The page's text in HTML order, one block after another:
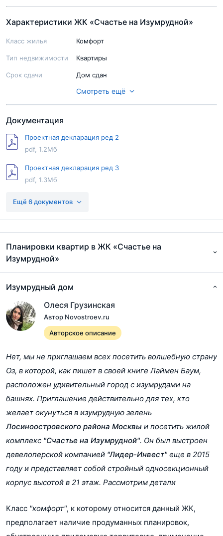
Характеристики ЖК «Счастье на Изумрудной»
Класс жилья Комфорт
Тип недвижимости Квартиры
Срок сдачи Дом сдан
Строительство завершено
Стоимость
машиноместа
1 450 000 - 1 850 000 руб.
Благоустройство
Балкон/Лоджия
Терраса
Ипотека
Военная ипотека Нет
Тип здания Монолитно-кирпичное
Отделка от
застройщика
Без отделки
Потолки 3.3
Квартир на этаже
140
Банки
Сбер Банк
Смотреть ещё
Документация
Проектная декларация ред 2
pdf, 1.2Мб
Проектная декларация ред 3
pdf, 1.3Мб
Проектная декларация ред 4
Проектная декларация ред 6
pdf, 1.3Мб
Проектная декларация ред 7
pdf, 1.3Мб
Проектная декларация ред 8
pdf, 1.3Мб
pdf, 1.4Мб
Ещё 6 документов
Планировки квартир в ЖК «Счастье на
Изумрудной»
Изумрудный дом
Олеся Грузинская
Автор Novostroev.ru
Авторское описание
Нет, мы не приглашаем всех посетить волшебную страну
Оз, в которой, как пишет в своей книге Лаймен Баум,
расположен удивительный город с изумрудами на
башнях. Приглашение действительно для тех, кто
желает окунуться в изумрудную зелень
Лосиноостровского района Москвы и посетить жилой
комплекс "Счастье на Изумрудной". Он был выстроен
девелоперской компанией "Лидер-Инвест" еще в 2015
году и представляет собой стройный односекционный
корпус высотой в 21 этаж. Рассмотрим детали
Класс "комфорт", к которому относится данный ЖК,
предполагает наличие продуманных планировок,